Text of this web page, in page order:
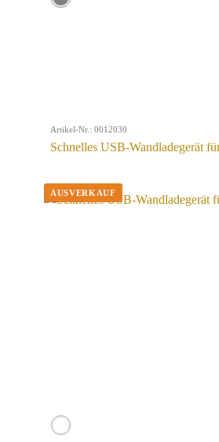
Artikel-Nr.: 0012030
Schnelles USB-Wandladegerät